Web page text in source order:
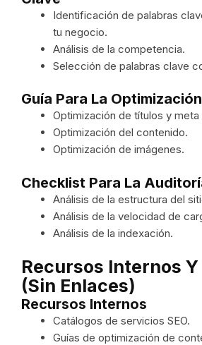
Identificación de palabras
tu negocio.
Análisis de la competencia.
Selección de palabras clave
Guía Para La
Optimización de títulos y
Optimización del contenido.
Optimización de imágenes.
Checklist Para La
Análisis de la estructura del
Análisis de la velocidad de
Análisis de la indexación.
Recursos Internos
(sin Enlaces)
Recursos Internos
Catálogos de servicios SEO.
Guías de optimización de